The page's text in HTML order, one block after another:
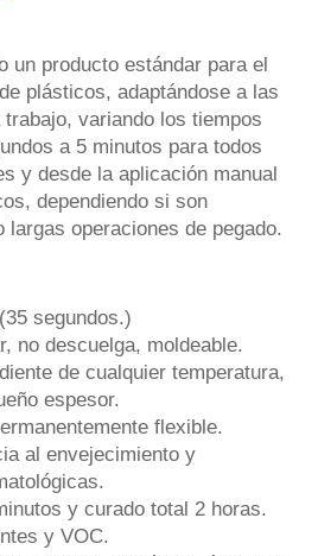
un producto estándar para el
plásticos, adaptándose a las
variando los tiempos
a 5 minutos para todos
y desde la aplicación manual
dependiendo si son
largas operaciones de pegado.
segundos.)
no descuelga, moldeable.
de cualquier temperatura,
espesor.
flexible.
al envejecimiento y
y curado total 2 horas.
y VOC.